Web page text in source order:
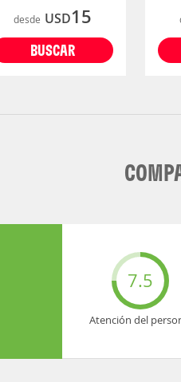
desde USD15
BUSCAR
7.5
Atención del